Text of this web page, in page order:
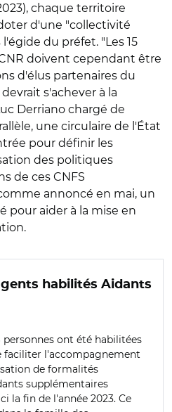
chaque territoire
d'une "collectivité
du préfet. "Les 15
doivent cependant être
d'élus partenaires du
s'achever à la
Derriano chargé de
une circulaire de l'État
pour définir les
des politiques
de ces CNFS
annoncé en mai, un
pour aider à la mise en
habilités Aidants
personnes ont été habilitées
faciliter l'accompagnement
de formalités
supplémentaires
la fin de l'année 2023. Ce